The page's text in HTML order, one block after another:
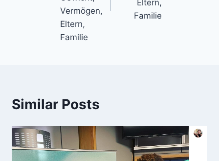
Vermögen,
Eltern,
Familie
Eltern,
Familie
Similar Posts